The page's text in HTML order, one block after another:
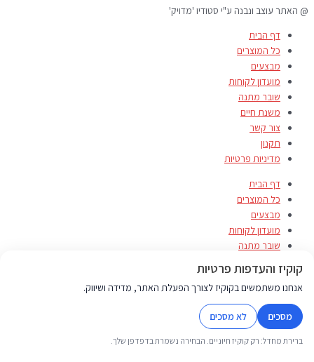
@ האתר עוצב ונבנה ע"י סטודיו 'מדויק'
דף הבית
כל המוצרים
מבצעים
מועדון לקוחות
שובר מתנה
משנת חיים
צור קשר
תקנון
מדיניות פרטיות
דף הבית
כל המוצרים
מבצעים
מועדון לקוחות
שובר מתנה
צור קשר
תקנון
מדיניות פרטיות
קוקיז והעדפות פרטיות
אנחנו משתמשים בקוקיז לצורך הפעלת האתר, מדידה ושיווק.
מסכים לא מסכים
ברירת מחדל: רק קוקיז חיוניים. הבחירה נשמרת בדפדפן שלך.